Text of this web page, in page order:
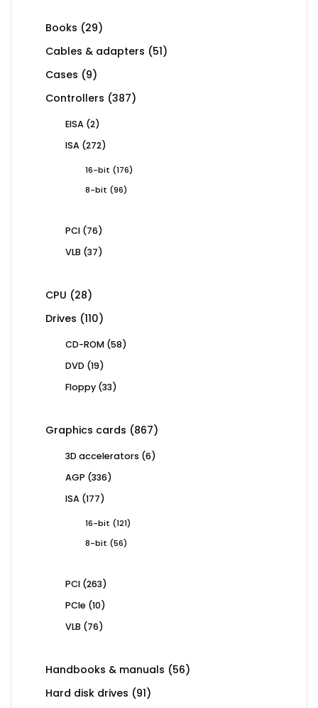
Books 2929
Cables & adapters 5151
Cases 99
Controllers 387387
EISA 22
ISA 272272
16-bit 176176
8-bit
9696
PCI 7676
VLB 3737
CPU 2828
Drives 110110
CD-ROM 5858
DVD 1919
Floppy 3333
Graphics cards 867867
3D accelerators 66
AGP 336336
ISA 177177
16-bit 121121
8-bit
5656
PCI 263263
PCIe 1010
VLB 7676
Handbooks & manuals 5656
Hard disk drives 9191